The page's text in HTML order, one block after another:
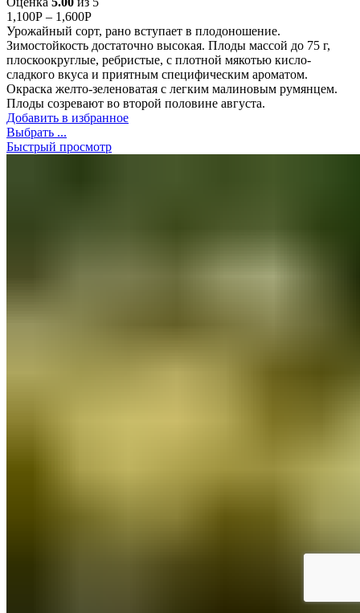
1,100Р – 1,600Р
Урожайный сорт, рано вступает в плодоношение.
Зимостойкость достаточно высокая. Плоды массой до 75 г,
плоскоокруглые, ребристые, с плотной мякотью кисло-
сладкого вкуса и приятным специфическим ароматом.
Окраска желто-зеленоватая с легким малиновым румянцем.
Плоды созревают во второй половине августа.
Добавить в избранное
Выбрать ...
Быстрый просмотр